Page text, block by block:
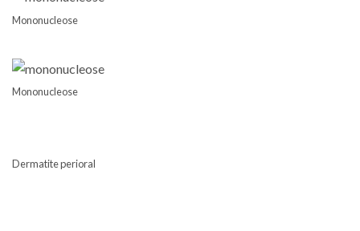
Mononucleose
Mononucleose
Dermatite perioral